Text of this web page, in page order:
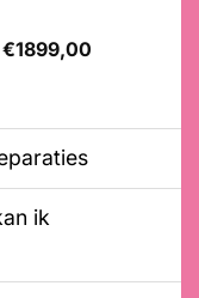
Oorspronkelijke
€1899,00Huidige
ik